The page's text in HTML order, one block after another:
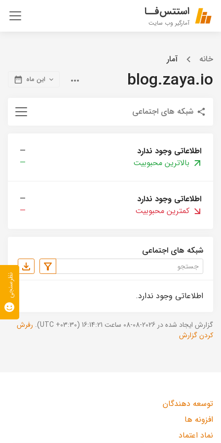
استتس‌فــا
آمارگیر وب سایت
خانه آمار
blog.zaya.io این ماه
شبکه های اجتماعی
اطلاعاتی وجود ندارد
—
بالاترین محبوبیت
—
اطلاعاتی وجود ندارد
—
کمترین محبوبیت
—
شبکه های اجتماعی
اطلاعاتی وجود ندارد.
گزارش ایجاد شده در 2026-08-08 ساعت 16:14:21 (UTC +03:30).
رفرش
کردن گزارش
توسعه دهندگان
افزونه ها
نماد اعتماد
نظرسنجی